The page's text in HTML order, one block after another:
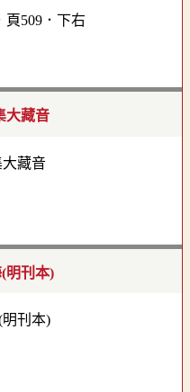
頁509．下右
大藏音
明刊本)